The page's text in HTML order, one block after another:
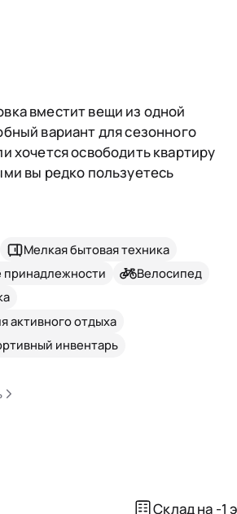
вместит вещи из одной
вариант для сезонного
хочется освободить квартиру
вы редко пользуетесь
Мелкая бытовая техника
принадлежности
Велосипед
активного отдыха
инвентарь
Склад на -1